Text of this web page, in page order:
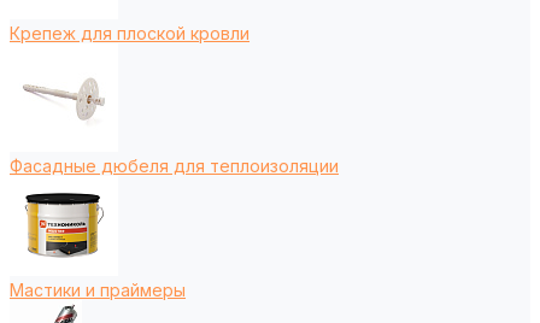
Крепеж для плоской кровли
Фасадные дюбеля для теплоизоляции
Мастики и праймеры